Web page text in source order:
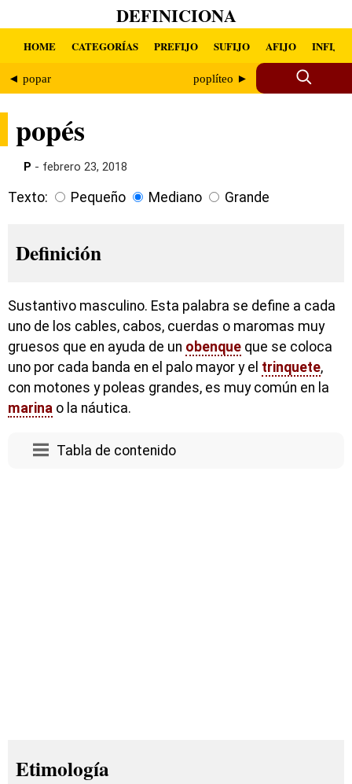
DEFINICIONA
HOME CATEGORÍAS PREFIJO SUFIJO AFIJO INFIJO
◄ popar poplíteo ►
popés
P - febrero 23, 2018
Texto: Pequeño Mediano Grande
Definición
Sustantivo masculino. Esta palabra se define a cada
uno de los cables, cabos, cuerdas o maromas muy
gruesos que en ayuda de un obenque que se coloca
uno por cada banda en el palo mayor y el trinquete,
con motones y poleas grandes, es muy común en la
marina o la náutica.
Tabla de contenido
Etimología